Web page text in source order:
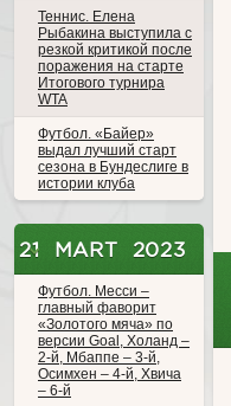
Теннис. Елена
Рыбакина выступила с
резкой критикой после
поражения на старте
Итогового турнира
WTA
Футбол. «Байер»
выдал лучший старт
сезона в Бундеслиге в
истории клуба
21 MART 2023
Футбол. Месси –
главный фаворит
«Золотого мяча» по
версии Goal, Холанд –
2-й, Мбаппе – 3-й,
Осимхен – 4-й, Хвича
– 6-й